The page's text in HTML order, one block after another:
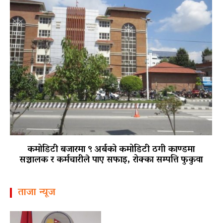
कमोडिटी बजारमा ९ अर्बको कमोडिटी ठगी काण्डमा
सञ्चालक र कर्मचारीले पाए सफाइ, रोक्का सम्पत्ति फुकुवा
ताजा न्यूज